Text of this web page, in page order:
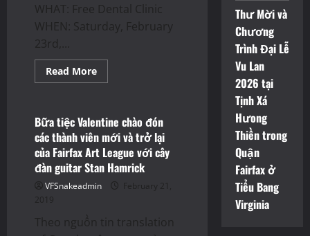
WHAT: Free Dental Clinic
WHEN: Saturday, February
23rd,...
Read MoreRead
more
Clinic
by
Hope
For
Tomorrow
Uncategorized
Bữa tiệc Valentine chào đón
các thành viên mới và trở lại
của Fairfax Art League với cây
đàn guitar Stan Hamrick
VFSnakeadmin
February 21,
2019
Theo nguồn tin translation
Thư Mời và
Chương
Trình Đại Lễ
Vu Lan
2026 tại
Tịnh Xá
Hưong
Thiền trong
Quận
Fairfax ở
Tiểu Bang
Virginia